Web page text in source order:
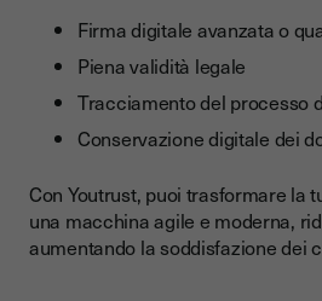
Firma digitale avanzata o
Piena validità legale
Tracciamento del processo
Conservazione digitale dei
Con Youtrust, puoi trasformare la
una macchina agile e moderna,
aumentando la soddisfazione dei